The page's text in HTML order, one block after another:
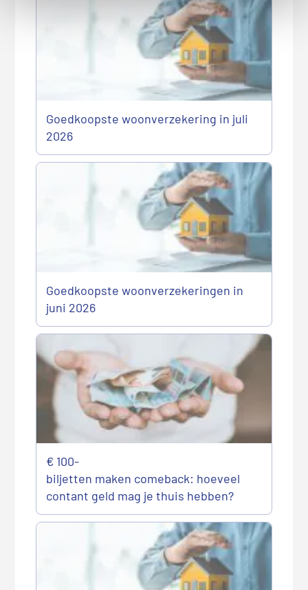
Goedkoopste woonverzekering in juli
2026
Goedkoopste woonverzekeringen in
juni 2026
€ 100-
biljetten maken comeback: hoeveel
contant geld mag je thuis hebben?